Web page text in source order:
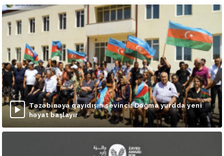
Təzəbinəyə qayıdışın sevinci: Doğma yurdda yeni
həyat başlayır